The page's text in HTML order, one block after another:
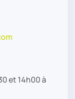
et 14h00 à